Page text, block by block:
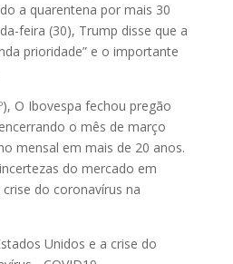
a quarentena por mais 30
feira (30), Trump disse que a
prioridade” e o importante
O Ibovespa fechou pregão
o mês de março
mensal em mais de 20 anos.
do mercado em
do coronavírus na